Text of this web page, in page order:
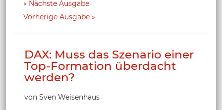
Nächste Ausgabe
Vorherige Ausgabe
DAX: Muss das Szenario einer
Top-Formation überdacht
werden?
von Sven Weisenhaus